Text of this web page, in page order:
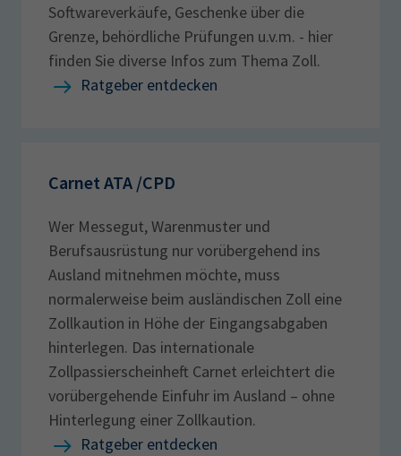
Softwareverkäufe, Geschenke über die
Grenze, behördliche Prüfungen u.v.m. - hier
finden Sie diverse Infos zum Thema Zoll.
Ratgeber entdecken
Carnet ATA /CPD
Wer Messegut, Warenmuster und
Berufsausrüstung nur vorübergehend ins
Ausland mitnehmen möchte, muss
normalerweise beim ausländischen Zoll eine
Zollkaution in Höhe der Eingangsabgaben
hinterlegen. Das internationale
Zollpassierscheinheft Carnet erleichtert die
vorübergehende Einfuhr im Ausland – ohne
Hinterlegung einer Zollkaution.
Ratgeber entdecken